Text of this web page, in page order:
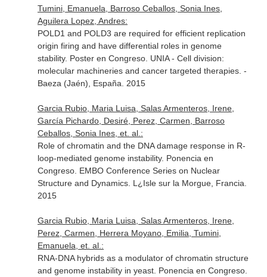
Tumini, Emanuela, Barroso Ceballos, Sonia Ines,
Aguilera Lopez, Andres:
POLD1 and POLD3 are required for efficient replication
origin firing and have differential roles in genome
stability. Poster en Congreso. UNIA - Cell division:
molecular machineries and cancer targeted therapies. -
Baeza (Jaén), España. 2015
Garcia Rubio, Maria Luisa, Salas Armenteros, Irene,
García Pichardo, Desiré, Perez, Carmen, Barroso
Ceballos, Sonia Ines, et. al.:
Role of chromatin and the DNA damage response in R-
loop-mediated genome instability. Ponencia en
Congreso. EMBO Conference Series on Nuclear
Structure and Dynamics. L¿Isle sur la Morgue, Francia.
2015
Garcia Rubio, Maria Luisa, Salas Armenteros, Irene,
Perez, Carmen, Herrera Moyano, Emilia, Tumini,
Emanuela, et. al.:
RNA-DNA hybrids as a modulator of chromatin structure
and genome instability in yeast. Ponencia en Congreso.